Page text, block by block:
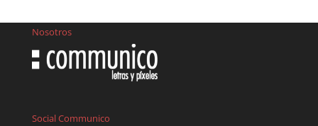
Nosotros
Social Communico